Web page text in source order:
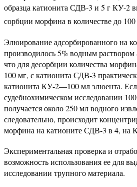
образца катионита СДВ-3 и 5 г КУ-2
сорбции морфина в количестве до
Элюирование адсорбированного на
производилось 5% водным
что для десорбции количества
100 мг, с катионита СДВ-3
катионита КУ-2—100 мл элюента.
судебнохимическом исследовании
получается около 250 мл водного
следовательно, происходит
морфина на катионите СДВ-3 в 4, на
Экспериментальная проверка и
возможность использования ее для
исследовании трупного материала.